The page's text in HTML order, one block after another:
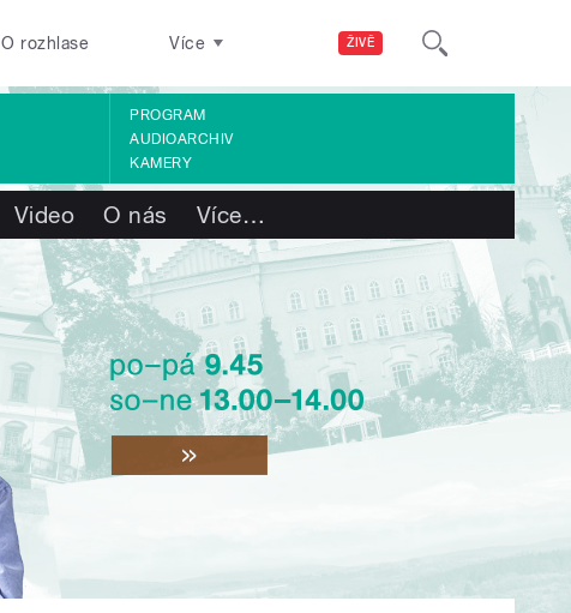
ŽIVĚ
O rozhlase Více
PROGRAM
AUDIOARCHIV
KAMERY
Video O nás Více…